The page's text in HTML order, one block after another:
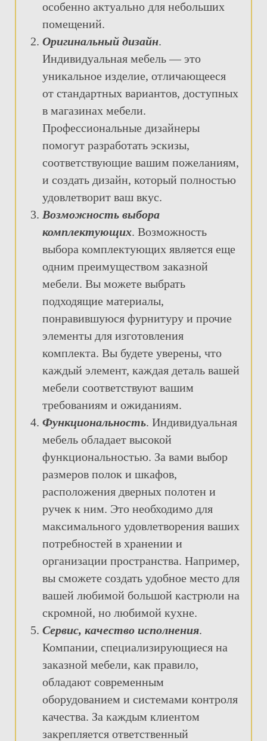
особенно актуально для небольших
помещений.
Оригинальный дизайн.
Индивидуальная мебель — это
уникальное изделие, отличающееся
от стандартных вариантов, доступных
в магазинах мебели.
Профессиональные дизайнеры
помогут разработать эскизы,
соответствующие вашим пожеланиям,
и создать дизайн, который полностью
удовлетворит ваш вкус.
Возможность выбора
комплектующих. Возможность
выбора комплектующих является еще
одним преимуществом заказной
мебели. Вы можете выбрать
подходящие материалы,
понравившуюся фурнитуру и прочие
элементы для изготовления
комплекта. Вы будете уверены, что
каждый элемент, каждая деталь вашей
мебели соответствуют вашим
требованиям и ожиданиям.
Функциональность. Индивидуальная
мебель обладает высокой
функциональностью. За вами выбор
размеров полок и шкафов,
расположения дверных полотен и
ручек к ним. Это необходимо для
максимального удовлетворения ваших
потребностей в хранении и
организации пространства. Например,
вы сможете создать удобное место для
вашей любимой большой кастрюли на
скромной, но любимой кухне.
Сервис, качество исполнения.
Компании, специализирующиеся на
заказной мебели, как правило,
обладают современным
оборудованием и системами контроля
качества. За каждым клиентом
закрепляется ответственный